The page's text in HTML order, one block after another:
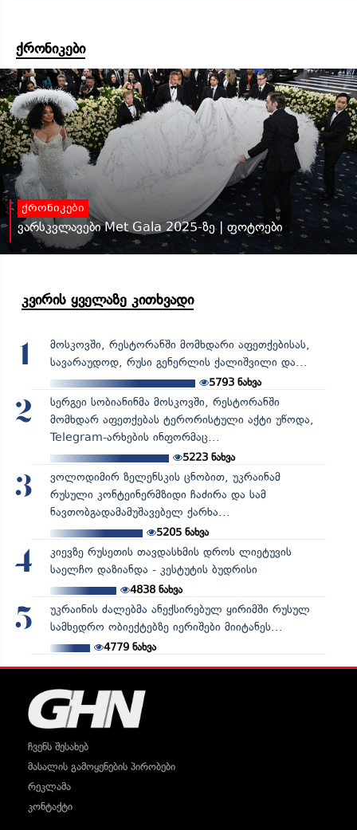
ქრონიკები
ქრონიკები
ვარსკვლავები Met Gala 2025-ზე | ფოტოები
კვირის ყველაზე კითხვადი
1
მოსკოვში, რესტორანში მომხდარი აფეთქებისას,
სავარაუდოდ, რუსი გენერლის ქალიშვილი და...
5793 ნახვა
2
სერგეი სობიანინმა მოსკოვში, რესტორანში
მომხდარ აფეთქებას ტერორისტული აქტი უწოდა,
Telegram-არხების ინფორმაც...
5223ნახვა
3
ვოლოდიმირ ზელენსკის ცნობით, უკრაინამ
რუსული კონტეინერმზიდი ჩაძირა და სამ
ნავთობგადამამუშავებელ ქარხა...
5205ნახვა
4
კიევზე რუსეთის თავდასხმის დროს ლიეტუვის
საელჩო დაზიანდა - კესტუტის ბუდრისი
4838ნახვა
5
უკრაინის ძალებმა ანექსირებულ ყირიმში რუსულ
სამხედრო ობიექტებზე იერიშები მიიტანეს...
4779ნახვა
ჩვენს შესახებ
მასალის გამოყენების პირობები
რეკლამა
კონტაქტი